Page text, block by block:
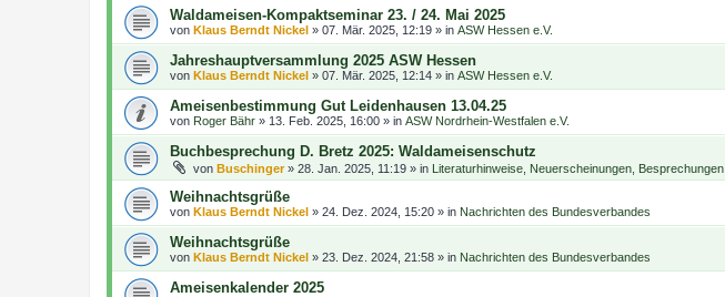
Waldameisen-Kompaktseminar 23. / 24. Mai 2025
von Klaus Berndt Nickel » 07. Mär. 2025, 12:19 » in ASW Hessen e.V.
Jahreshauptversammlung 2025 ASW Hessen
von Klaus Berndt Nickel » 07. Mär. 2025, 12:14 » in ASW Hessen e.V.
Ameisenbestimmung Gut Leidenhausen 13.04.25
von Roger Bähr » 13. Feb. 2025, 16:00 » in ASW Nordrhein-Westfalen e.V.
Buchbesprechung D. Bretz 2025: Waldameisenschutz
von Buschinger» 28. Jan. 2025, 11:19 » in Literaturhinweise, Neuerscheinungen, Besprechungen
Weihnachtsgrüße
von Klaus Berndt Nickel » 24. Dez. 2024, 15:20 » in Nachrichten des Bundesverbandes
Weihnachtsgrüße
von Klaus Berndt Nickel » 23. Dez. 2024, 21:58 » in Nachrichten des Bundesverbandes
Ameisenkalender 2025